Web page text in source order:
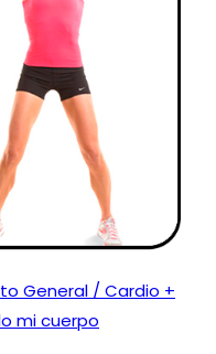
General / Cardio +
mi cuerpo